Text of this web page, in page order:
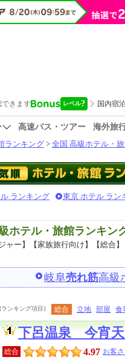
高速バス・ツアー
海外旅
ランキング> 全国 高級ホテル・
ランキング 東京 ホテル ラン
ホテル・旅館ランキン
ャー】【家族旅行向け】【総合】
岐阜売れ筋高級
[ランキング項目] 総合 立地 部屋 食
下呂温泉 今宵
総合 4.97 お客